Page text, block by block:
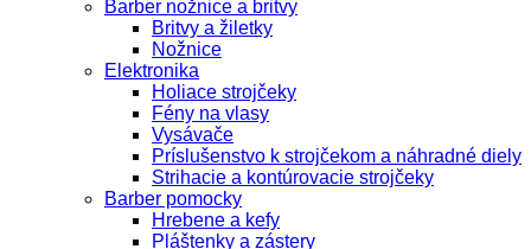
Barber nožnice a britvy
Britvy a žiletky
Nožnice
Elektronika
Holiace strojčeky
Fény na vlasy
Vysávače
Príslušenstvo k strojčekom a náhradné diely
Strihacie a kontúrovacie strojčeky
Barber pomocky
Hrebene a kefy
Pláštenky a zástery